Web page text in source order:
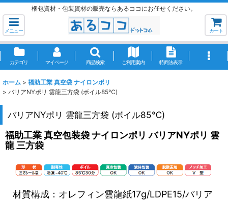
梱包資材・包装資材の販売ならあるココにお任せください。
メニュー カート
カテゴリ マイページ 商品検索 ご利用案内 特商法表示
ホーム > 福助工業 真空袋 ナイロンポリ
> バリアNYポリ 雲龍三方袋 (ボイル85℃)
バリアNYポリ 雲龍三方袋 (ボイル85℃)
福助工業 真空包装袋 ナイロンポリ バリアNYポリ 雲
龍 三方袋
材質構成：オレフィン雲龍紙17g/LDPE15/バリア